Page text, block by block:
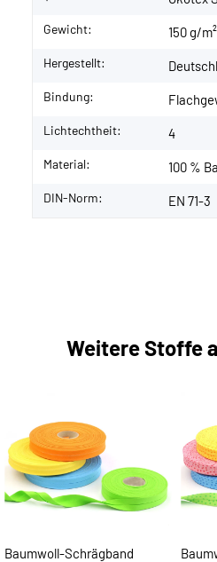
Gewicht: 150 g/m²
Hergestellt:
Bindung:
Lichtechtheit: 4
Material: 100 %
DIN-Norm: EN 71-3
Weitere Stoffe
Baumwoll-Schrägband